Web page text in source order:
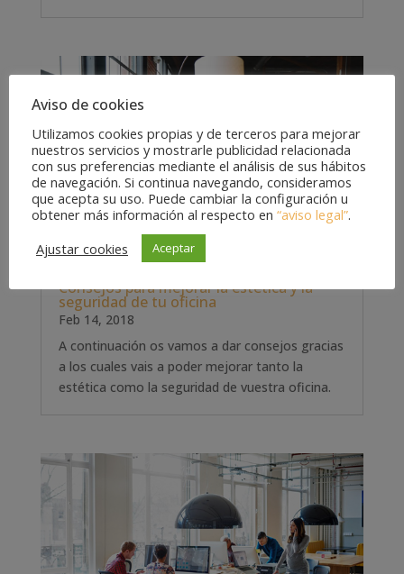
Consejos para mejorar la estética y la
seguridad de tu oficina
Feb 14, 2018
A continuación os vamos a dar consejos gracias
a los cuales vais a poder mejorar tanto la
estética como la seguridad de vuestra oficina.
Aviso de cookies
Utilizamos cookies propias y de terceros para mejorar
nuestros servicios y mostrarle publicidad relacionada
con sus preferencias mediante el análisis de sus hábitos
de navegación. Si continua navegando, consideramos
que acepta su uso. Puede cambiar la configuración u
obtener más información al respecto en “aviso legal”.
Ajustar cookies
Aceptar